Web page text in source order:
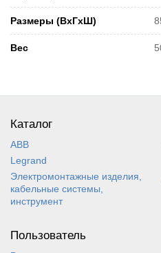
Размеры (ВхГхШ)
Вес
Каталог
ABB
Legrand
Электромонтажные изделия,
кабельные системы,
инструмент
Пользователь